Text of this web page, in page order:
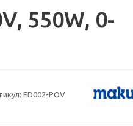
550W, 0-
ED002-POV